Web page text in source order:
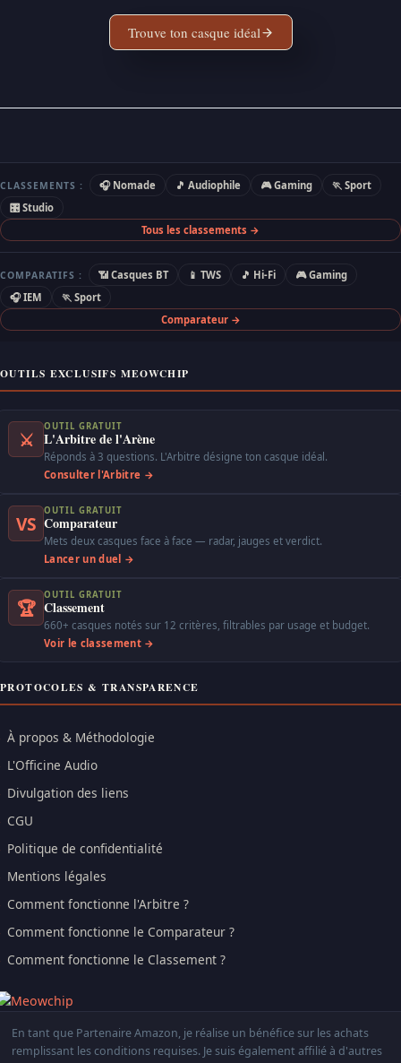
Trouve ton casque idéal
CLASSEMENTS : 🎧 Nomade 🎵 Audiophile 🎮 Gaming
🏃 Sport
🎛 Studio
Tous les classements →
COMPARATIFS : 📶 Casques BT 📱 TWS 🎵 Hi-Fi
🎮 Gaming
🎧 IEM
🏃 Sport
Comparateur →
OUTILS EXCLUSIFS MEOWCHIP
⚔
OUTIL GRATUIT
L'Arbitre de l'Arène
Réponds à 3 questions. L'Arbitre désigne ton casque idéal.
Consulter l'Arbitre →
VS
OUTIL GRATUIT
Comparateur
Mets deux casques face à face — radar, jauges et verdict.
Lancer un duel →
🏆
OUTIL GRATUIT
Classement
660+ casques notés sur 12 critères, filtrables par usage et budget.
Voir le classement →
PROTOCOLES & TRANSPARENCE
À propos & Méthodologie
L'Officine Audio
Divulgation des liens
CGU
Politique de confidentialité
Mentions légales
Comment fonctionne l'Arbitre ?
Comment fonctionne le Comparateur ?
Comment fonctionne le Classement ?
En tant que Partenaire Amazon, je réalise un bénéfice sur les achats
remplissant les conditions requises. Je suis également affilié à d'autres